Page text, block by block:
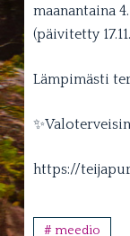
maanantaina
(päivitetty
Lämpimästi
https://
# meedio